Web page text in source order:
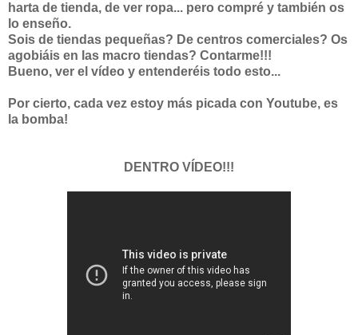
harta de tienda, de ver ropa... pero compré y también os
lo enseño.
Sois de tiendas pequeñas? De centros comerciales? Os
agobiáis en las macro tiendas? Contarme!!!
Bueno, ver el vídeo y entenderéis todo esto...
Por cierto, cada vez estoy más picada con Youtube, es
la bomba!
DENTRO VÍDEO!!!